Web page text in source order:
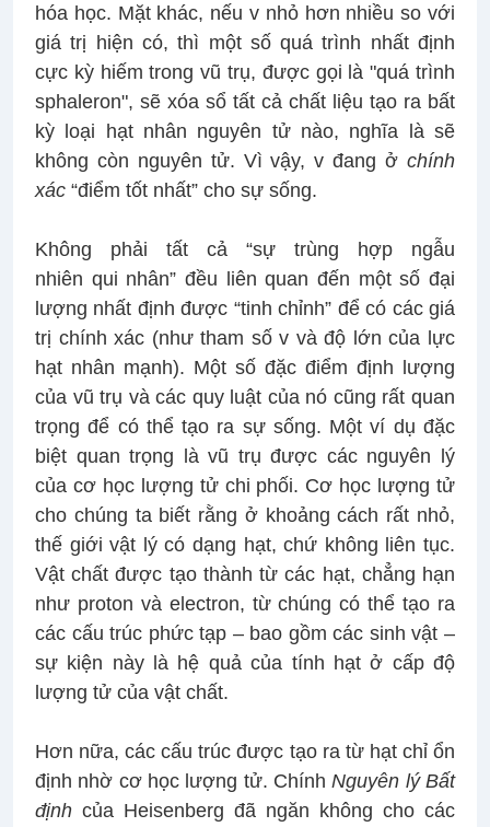
hóa học. Mặt khác, nếu v nhỏ hơn nhiều so với
giá trị hiện có, thì một số quá trình nhất định
cực kỳ hiếm trong vũ trụ, được gọi là "quá trình
sphaleron", sẽ xóa sổ tất cả chất liệu tạo ra bất
kỳ loại hạt nhân nguyên tử nào, nghĩa là sẽ
không còn nguyên tử. Vì vậy, v đang ở chính
xác “điểm tốt nhất” cho sự sống.
Không phải tất cả “sự trùng hợp ngẫu
nhiên qui nhân” đều liên quan đến một số đại
lượng nhất định được “tinh chỉnh” để có các giá
trị chính xác (như tham số v và độ lớn của lực
hạt nhân mạnh). Một số đặc điểm định lượng
của vũ trụ và các quy luật của nó cũng rất quan
trọng để có thể tạo ra sự sống. Một ví dụ đặc
biệt quan trọng là vũ trụ được các nguyên lý
của cơ học lượng tử chi phối. Cơ học lượng tử
cho chúng ta biết rằng ở khoảng cách rất nhỏ,
thế giới vật lý có dạng hạt, chứ không liên tục.
Vật chất được tạo thành từ các hạt, chẳng hạn
như proton và electron, từ chúng có thể tạo ra
các cấu trúc phức tạp – bao gồm các sinh vật –
sự kiện này là hệ quả của tính hạt ở cấp độ
lượng tử của vật chất.
Hơn nữa, các cấu trúc được tạo ra từ hạt chỉ ổn
định nhờ cơ học lượng tử. ChínhNguyên lý Bất
định của Heisenberg đã ngăn không cho các